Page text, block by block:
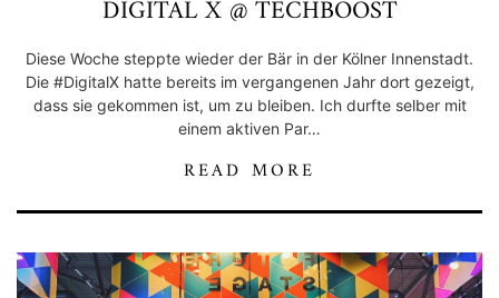
DIGITAL X @ TECHBOOST
Diese Woche steppte wieder der Bär in der Kölner Innenstadt.
Die #DigitalX hatte bereits im vergangenen Jahr dort gezeigt,
dass sie gekommen ist, um zu bleiben. Ich durfte selber mit
einem aktiven Par…
READ MORE